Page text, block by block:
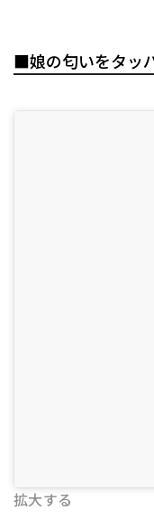
■娘の匂いをタッ
拡大する